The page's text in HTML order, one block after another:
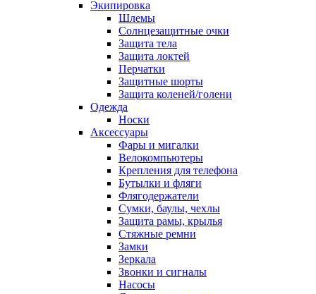
Экипировка
Шлемы
Солнцезащитные очки
Защита тела
Защита локтей
Перчатки
Защитные шорты
Защита коленей/голени
Одежда
Носки
Аксессуары
Фары и мигалки
Велокомпьютеры
Крепления для телефона
Бутылки и фляги
Флягодержатели
Сумки, баулы, чехлы
Защита рамы, крылья
Стяжные ремни
Замки
Зеркала
Звонки и сигналы
Насосы